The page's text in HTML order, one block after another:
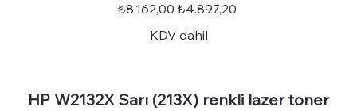
STD-
W2132X-
Orijinal
fiyat
₺8.162,00 İndirimli
fiyat
₺4.897,20
KDV dahil
HP W2132X Sarı (213X) renkli lazer toner